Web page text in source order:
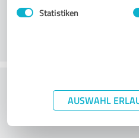
Statistiken
AUSWAHL
Wat vind je